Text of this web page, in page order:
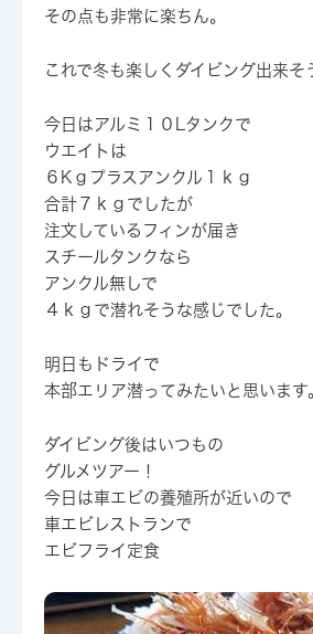
その点も非常に楽ちん。
これで冬も楽しくダイビング出来そ
今日はアルミ１０Lタンクで
ウエイトは
６Kｇプラスアンクル１ｋｇ
合計７ｋｇでしたが
注文しているフィンが届き
スチールタンクなら
アンクル無しで
４ｋｇで潜れそうな感じでした。
明日もドライで
本部エリア潜ってみたいと思います
ダイビング後はいつもの
グルメツアー！
今日は車エビの養殖所が近いので
車エビレストランで
エビフライ定食